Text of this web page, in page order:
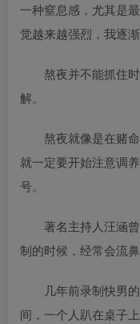
一种窒息感，尤其是
觉越来越强烈，我逐
熬夜并不能抓住
解。
熬夜就像是在赌
就一定要开始注意调
号。
著名主持人汪涵
制的时候，经常会流
几年前录制快男
间，一个人趴在桌子